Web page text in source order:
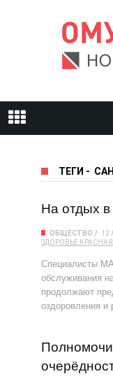
ТЕГИ -
На отдых в
ОБЩЕСТВО
12
ЗДОРОВЬЕ
Специалисты
обслуживания
продолжают
оздоровления и